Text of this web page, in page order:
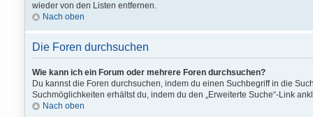
wieder von den Listen entfernen.
Nach oben
Die Foren durchsuchen
Wie kann ich ein Forum oder mehrere Foren durchsuchen?
Du kannst die Foren durchsuchen, indem du einen Suchbegriff in die
Suchmöglichkeiten erhältst du, indem du den „Erweiterte Suche“-Link
Nach oben